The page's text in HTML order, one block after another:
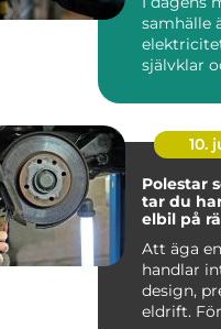
samhälle
självklar
v&ar...
10.
Polestar
tar du
elbil på
Att äga
handlar
design,
eldrift.